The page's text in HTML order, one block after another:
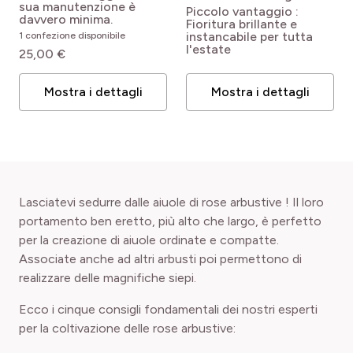
Ottobre
Novembre
Piccoli giardini
Siepe
'Meinoiral' DEBORAH
MEILLANDECOR®
sua manutenzione è
davvero minima.
1 confezione disponibile
25,00 €
Mostra i dettagli
Rosa x polyantha La
Sevillana ® Meigekanu
Piccolo vantaggio :
Fioritura brillante e
instancabile per tutta
l'estate
Mostra i dettagli
Lasciatevi sedurre dalle aiuole di rose arbustive ! Il loro
portamento ben eretto, più alto che largo, è perfetto
per la creazione di aiuole ordinate e compatte.
Associate anche ad altri arbusti poi permettono di
realizzare delle magnifiche siepi.
Ecco i cinque consigli fondamentali dei nostri esperti
per la coltivazione delle rose arbustive: